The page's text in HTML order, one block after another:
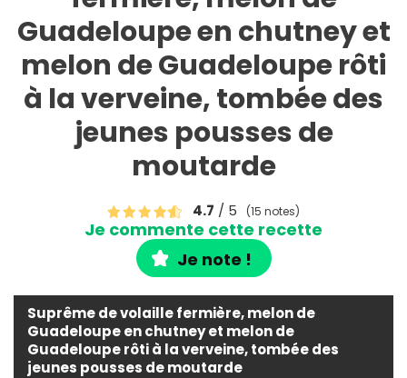
Guadeloupe en chutney et
melon de Guadeloupe rôti
à la verveine, tombée des
jeunes pousses de
moutarde
4.7 / 5 (15 notes)
Je commente cette recette
Je note !
Suprême de volaille fermière, melon de
Guadeloupe en chutney et melon de
Guadeloupe rôti à la verveine, tombée des
jeunes pousses de moutarde